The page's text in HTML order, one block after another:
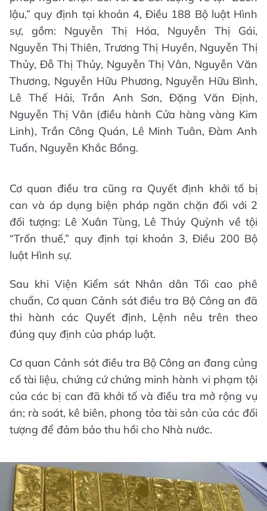
lậu,” quy định tại khoản 4, Điều 188 Bộ luật Hình
sự, gồm: Nguyễn Thị Hóa, Nguyễn Thị Gái,
Nguyễn Thị Thiên, Trương Thị Huyền, Nguyễn Thị
Thủy, Đỗ Thị Thủy, Nguyễn Thị Vân, Nguyễn Văn
Thương, Nguyễn Hữu Phương, Nguyễn Hữu Bình,
Lê Thế Hải, Trần Anh Sơn, Đặng Văn Định,
Nguyễn Thị Vân (điều hành Cửa hàng vàng Kim
Linh), Trần Công Quán, Lê Minh Tuân, Đàm Anh
Tuấn, Nguyễn Khắc Bồng.
Cơ quan điều tra cũng ra Quyết định khởi tố bị
can và áp dụng biện pháp ngăn chặn đối với 2
đối tượng: Lê Xuân Tùng, Lê Thúy Quỳnh về tội
“Trốn thuế,” quy định tại khoản 3, Điều 200 Bộ
luật Hình sự.
Sau khi Viện Kiểm sát Nhân dân Tối cao phê
chuẩn, Cơ quan Cảnh sát điều tra Bộ Công an đã
thi hành các Quyết định, Lệnh nêu trên theo
đúng quy định của pháp luật.
Cơ quan Cảnh sát điều tra Bộ Công an đang củng
cố tài liệu, chứng cứ chứng minh hành vi phạm tội
của các bị can đã khởi tố và điều tra mở rộng vụ
án; rà soát, kê biên, phong tỏa tài sản của các đối
tượng để đảm bảo thu hồi cho Nhà nước.